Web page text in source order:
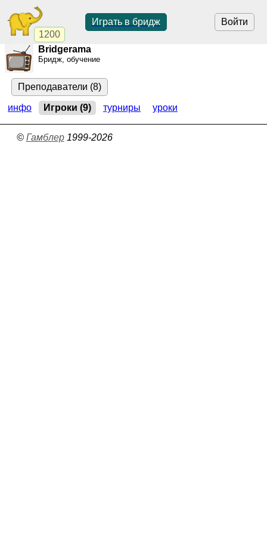
1200
Войти
Играть в бридж
Bridgerama
Бридж, обучение
Преподаватели (8)
инфо Игроки (9) турниры уроки
© Гамблер1999-2026